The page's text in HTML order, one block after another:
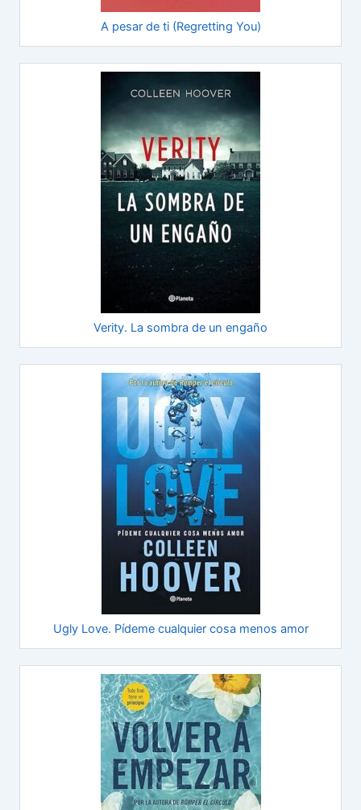
A pesar de ti (Regretting You)
Verity. La sombra de un engaño
Ugly Love. Pídeme cualquier cosa menos amor